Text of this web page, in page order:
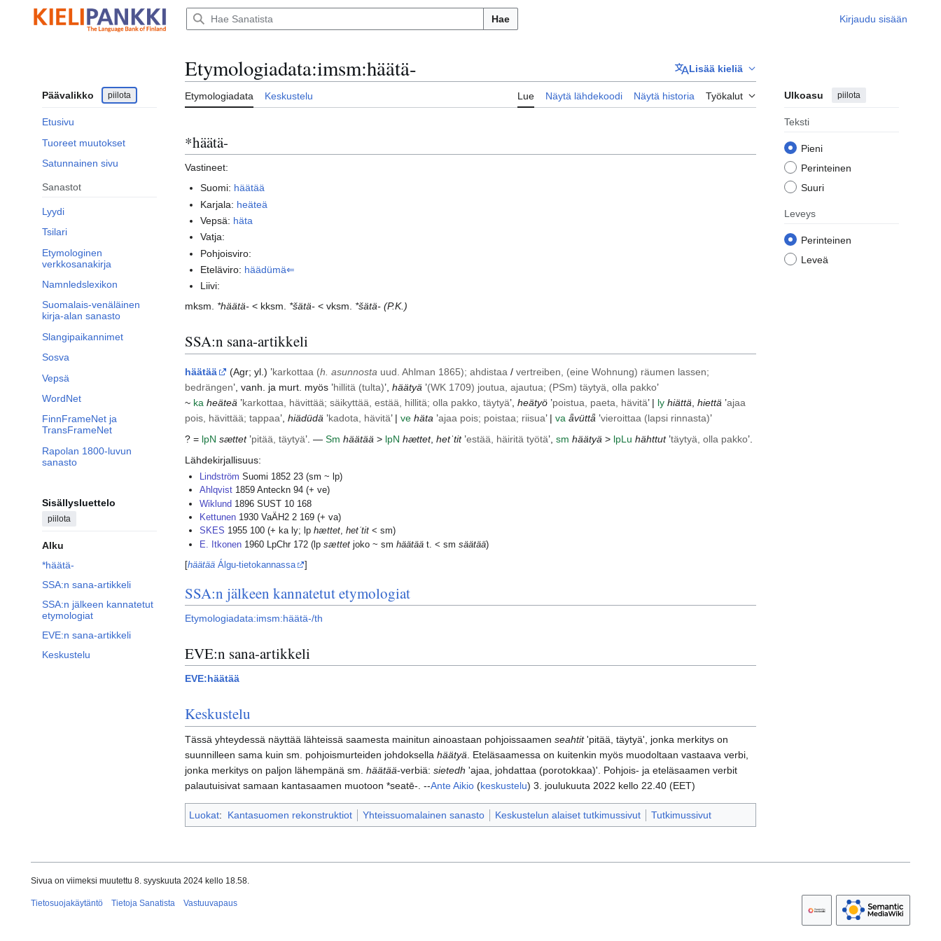
sisältöön
Hae Kirjaudu sisään
Päävalikko piilota
Etusivu
Tuoreet muutokset
Satunnainen sivu
Sanastot
Lyydi
Tsilari
Etymologinen
verkkosanakirja
Namnledslexikon
Suomalais-venäläinen
kirja-alan sanasto
Slangipaikannimet
Sosva
Vepsä
WordNet
FinnFrameNet ja
TransFrameNet
Rapolan 1800-luvun
sanasto
Sisällysluettelo
piilota
Alku
*häätä-
SSA:n sana-artikkeli
SSA:n jälkeen kannatetut
etymologiat
EVE:n sana-artikkeli
Keskustelu
Etymologiadata:imsm:häätä- Lisää kieliä
Etymologiadata Keskustelu Lue Näytä lähdekoodi Näytä historia Työkalut Ulkoasu piilota
Teksti
Pieni
Perinteinen
Suuri
Leveys
Perinteinen
Leveä
*häätä-
Vastineet:
Suomi: häätää
Karjala: heäteä
Vepsä: häta
Vatja:
Pohjoisviro:
Eteläviro: häädümä⇐
Liivi:
mksm. *häätä- < kksm. *šätä- < vksm. *šätä- (P.K.)
SSA:n sana-artikkeli
häätää (Agr; yl.) ’karkottaa (h. asunnosta uud. Ahlman 1865); ahdistaa / vertreiben, (eine Wohnung) räumen lassen;
bedrängen’, vanh. ja murt. myös ’hillitä (tulta)’, häätyä ’(WK 1709) joutua, ajautua; (PSm) täytyä, olla pakko’
~ ka heäteä ’karkottaa, hävittää; säikyttää, estää, hillitä; olla pakko, täytyä’, heätyö ’poistua, paeta, hävitä’ | ly hiättä hiettä ’ajaa
pois, hävittää; tappaa’, hiädüdä ’kadota, hävitä’ | ve häta ’ajaa pois; poistaa; riisua’ | va ǟvüttǟ ’vieroittaa (lapsi rinnasta)’
? = lpN sættet’pitää, täytyä’. — Sm häätää > lpN hættet, hetˈtit’estää, häiritä työtä’, sm häätyä > lpLu hähttut’täytyä, olla pakko’.
Lähdekirjallisuus:
Lindström Suomi 1852 23 (sm ~ lp)
Ahlqvist1859 Anteckn 94 (+ ve)
Wiklund 1896 SUST 10 168
Kettunen1930 VaÄH2 2 169 (+ va)
SKES 1955 100 (+ ka ly; lp hættet, hetˈtit< sm)
E. Itkonen1960 LpChr 172 (lp sættetjoko ~ sm häätäät. < sm säätää)
[häätää Álgu-tietokannassa ]
SSA:n jälkeen kannatetut etymologiat
Etymologiadata:imsm:häätä-/th
EVE:n sana-artikkeli
EVE:häätää
Keskustelu
Tässä yhteydessä näyttää lähteissä saamesta mainitun ainoastaan pohjoissaamen seahtit'pitää, täytyä', jonka merkitys on
suunnilleen sama kuin sm. pohjoismurteiden johdoksella häätyä . Eteläsaamessa on kuitenkin myös muodoltaan vastaava verbi,
jonka merkitys on paljon lähempänä sm. häätää-verbiä: sietedh 'ajaa, johdattaa (porotokkaa)'. Pohjois- ja eteläsaamen verbit
palautuisivat samaan kantasaamen muotoon *seatē-. --Ante Aikio (keskustelu) 3. joulukuuta 2022 kello 22.40 (EET)
Luokat: Kantasuomen rekonstruktiot Yhteissuomalainen sanasto Keskustelun alaiset tutkimussivut Tutkimussivut
Sivua on viimeksi muutettu 8. syyskuuta 2024 kello 18.58.
Tietosuojakäytäntö Tietoja Sanatista Vastuuvapaus